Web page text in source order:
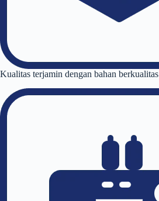
Kualitas terjamin dengan bahan berkualitas